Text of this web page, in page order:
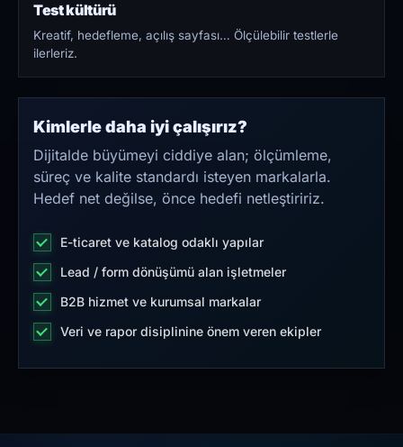
Test kültürü
Kreatif, hedefleme, açılış sayfası… Ölçülebilir testlerle
ilerleriz.
Kimlerle daha iyi çalışırız?
Dijitalde büyümeyi ciddiye alan; ölçümleme,
süreç ve kalite standardı isteyen markalarla.
Hedef net değilse, önce hedefi netleştiririz.
E-ticaret ve katalog odaklı yapılar
Lead / form dönüşümü alan işletmeler
B2B hizmet ve kurumsal markalar
Veri ve rapor disiplinine önem veren ekipler